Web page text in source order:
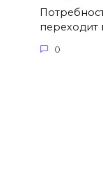
переходит
0